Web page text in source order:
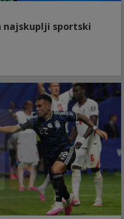
najskuplji sportski